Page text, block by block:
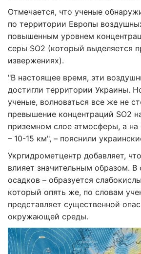
Отмечается, что ученые
по территории Европы
повышенным уровнем
серы SO2 (который выделяется
извержениях).
"В настоящее время, эти
достигли территории Украины.
ученые, волноваться все же не
превышение концентраций SO2
приземном слое атмосферы, а на
– 10-15 км", – пояснили
Укргидрометцентр добавляет,
влияет значительным образом. В
осадков – образуется
который опять же, по словам
представляет существенной
окружающей среды.